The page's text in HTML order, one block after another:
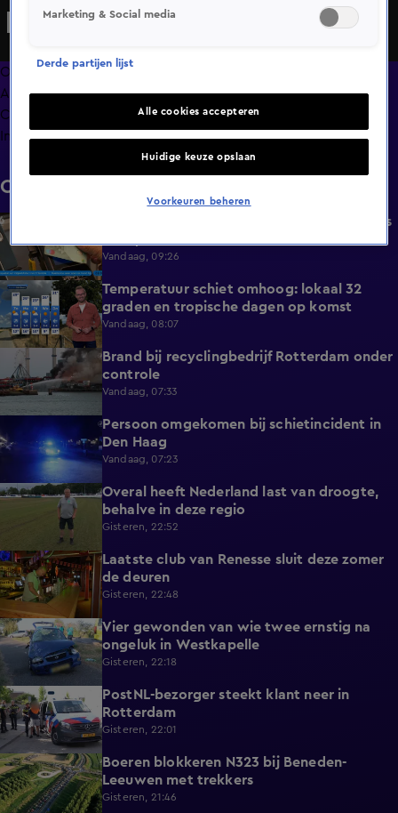
Ter Apel kan daar een plek krijgen. Het is binnen te druk,
voorrang.
Overzicht
Afleveringen
Clips
Info
Clips
0:58
Nederlanders geven minder geld uit tijdens
Vandaag, 09:26
1:03
Temperatuur schiet omhoog: lokaal 32
graden en tropische dagen op komst
Vandaag, 08:07
0:36
Brand bij recyclingbedrijf Rotterdam onder
controle
Vandaag, 07:33
Persoon omgekomen bij schietincident in
Den Haag
Vandaag, 07:23
1:54
Overal heeft Nederland last van droogte,
behalve in deze regio
Gisteren, 22:52
2:08
Laatste club van Renesse sluit deze zomer
de deuren
Gisteren, 22:48
0:30
Vier gewonden van wie twee ernstig na
ongeluk in Westkapelle
Gisteren, 22:18
0:26
PostNL-bezorger steekt klant neer in
Rotterdam
Gisteren, 22:01
0:33
Boeren blokkeren N323 bij Beneden-
Leeuwen met trekkers
Gisteren, 21:46
Marketing & Social media
Derde partijen lijst
Alle cookies accepteren
Huidige keuze opslaan
Voorkeuren beheren